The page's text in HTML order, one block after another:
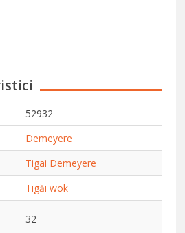
52932
Demeyere
Tigai Demeyere
Tigăi wok
32